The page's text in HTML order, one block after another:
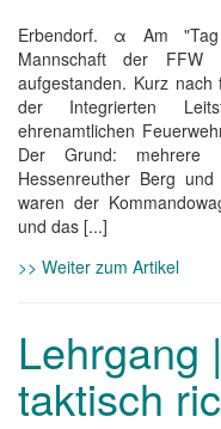
Erbendorf. α Am
Mannschaft der FFW
aufgestanden. Kurz
der Integrierten
ehrenamtlichen
Der Grund:
Hessenreuther Berg und
waren der
und das [...]
>> Weiter zum Artikel
Lehrgang
taktisch